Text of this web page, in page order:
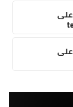
على
على